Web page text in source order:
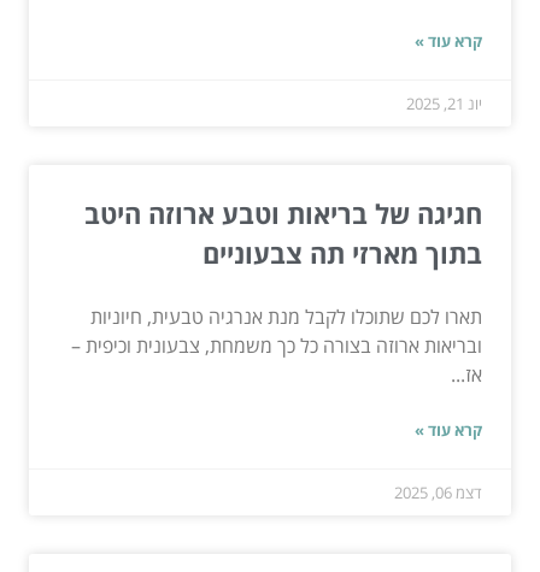
קרא עוד »
יונ 21, 2025
חגיגה של בריאות וטבע ארוזה היטב
בתוך מארזי תה צבעוניים
תארו לכם שתוכלו לקבל מנת אנרגיה טבעית, חיוניות
ובריאות ארוזה בצורה כל כך משמחת, צבעונית וכיפית –
אז...
קרא עוד »
דצמ 06, 2025